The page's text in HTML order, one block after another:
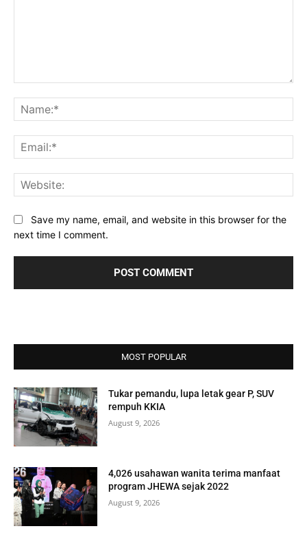
Save my name, email, and website in this browser for the
next time I comment.
MOST POPULAR
Tukar pemandu, lupa letak gear P, SUV
rempuh KKIA
August 9, 2026
4,026 usahawan wanita terima manfaat
program JHEWA sejak 2022
August 9, 2026